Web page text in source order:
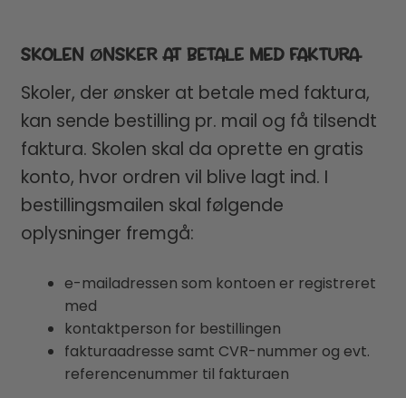
SKOLEN ØNSKER AT BETALE MED FAKTURA
Skoler, der ønsker at betale med faktura,
kan sende bestilling pr. mail og få tilsendt
faktura. Skolen skal da oprette en gratis
konto, hvor ordren vil blive lagt ind. I
bestillingsmailen skal følgende
oplysninger fremgå:
e-mailadressen som kontoen er registreret
med
kontaktperson for bestillingen
fakturaadresse samt CVR-nummer og evt.
referencenummer til fakturaen